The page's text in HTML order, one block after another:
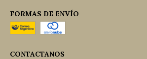
FORMAS DE ENVÍO
CONTACTANOS